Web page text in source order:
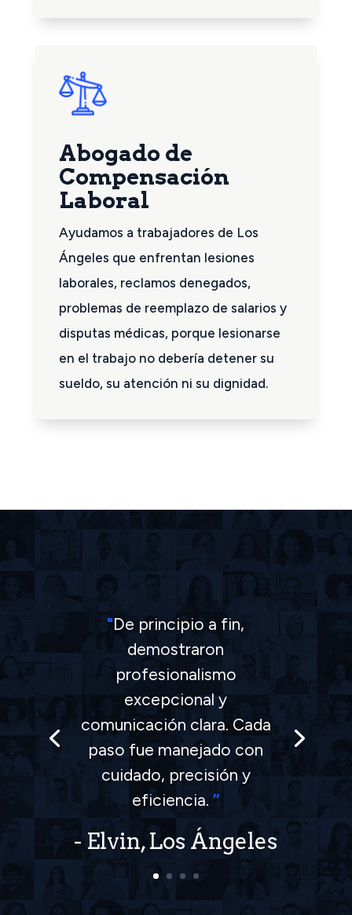
Abogado de
Compensación
Laboral
Ayudamos a trabajadores de Los
Ángeles que enfrentan lesiones
laborales, reclamos denegados,
problemas de reemplazo de salarios y
disputas médicas, porque lesionarse
en el trabajo no debería detener su
sueldo, su atención ni su dignidad.
El bufete Barkhordarian es
un equipo excelente, estoy
muy satisfecho con la
forma en que manejaron mi
accidente. ¡Gracias a todo
el equipo! ”